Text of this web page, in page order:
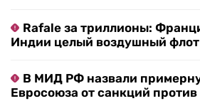
Rafale за триллионы:
Индии целый воздушный флот
В МИД РФ назвали
Евросоюза от санкций